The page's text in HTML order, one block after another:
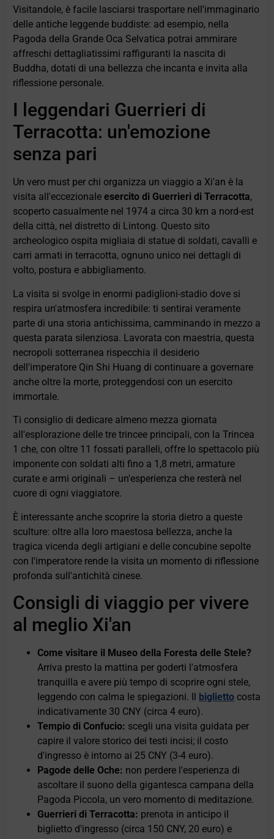
Visitandole, è facile lasciarsi trasportare nell'immaginario
delle antiche leggende buddiste: ad esempio, nella
Pagoda della Grande Oca Selvatica potrai ammirare
affreschi dettagliatissimi raffiguranti la nascita di
Buddha, dotati di una bellezza che incanta e invita alla
riflessione personale.
I leggendari Guerrieri di
Terracotta: un'emozione
senza pari
Un vero must per chi organizza un viaggio a Xi'an è la
visita all'eccezionaleesercito di Guerrieri di Terracotta,
scoperto casualmente nel 1974 a circa 30 km a nord-est
della città, nel distretto di Lintong. Questo sito
archeologico ospita migliaia di statue di soldati, cavalli e
carri armati in terracotta, ognuno unico nei dettagli di
volto, postura e abbigliamento.
La visita si svolge in enormi padiglioni-stadio dove si
respira un'atmosfera incredibile: ti sentirai veramente
parte di una storia antichissima, camminando in mezzo a
questa parata silenziosa. Lavorata con maestria, questa
necropoli sotterranea rispecchia il desiderio
dell'imperatore Qin Shi Huang di continuare a governare
anche oltre la morte, proteggendosi con un esercito
immortale.
Ti consiglio di dedicare almeno mezza giornata
all'esplorazione delle tre trincee principali, con la Trincea
1 che, con oltre 11 fossati paralleli, offre lo spettacolo più
imponente con soldati alti fino a 1,8 metri, armature
curate e armi originali – un'esperienza che resterà nel
cuore di ogni viaggiatore.
È interessante anche scoprire la storia dietro a queste
sculture: oltre alla loro maestosa bellezza, anche la
tragica vicenda degli artigiani e delle concubine sepolte
con l'imperatore rende la visita un momento di riflessione
profonda sull'antichità cinese.
Consigli di viaggio per vivere
al meglio Xi'an
Come visitare il Museo della Foresta delle Stele?
Arriva presto la mattina per goderti l'atmosfera
tranquilla e avere più tempo di scoprire ogni stele,
leggendo con calma le spiegazioni. Il biglietto costa
indicativamente 30 CNY (circa 4 euro).
Tempio di Confucio: scegli una visita guidata per
capire il valore storico dei testi incisi; il costo
d'ingresso è intorno ai 25 CNY (3-4 euro).
Pagode delle Oche: non perdere l'esperienza di
ascoltare il suono della gigantesca campana della
Pagoda Piccola, un vero momento di meditazione.
Guerrieri di Terracotta: prenota in anticipo il
biglietto d'ingresso (circa 150 CNY, 20 euro) e